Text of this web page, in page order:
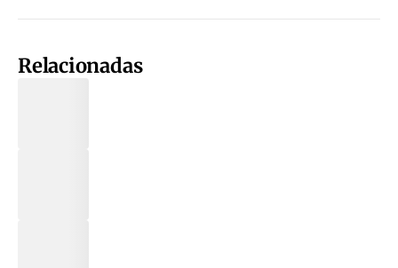
Relacionadas